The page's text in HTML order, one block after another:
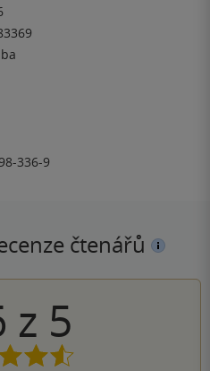
336-9
čtenářů
z 5